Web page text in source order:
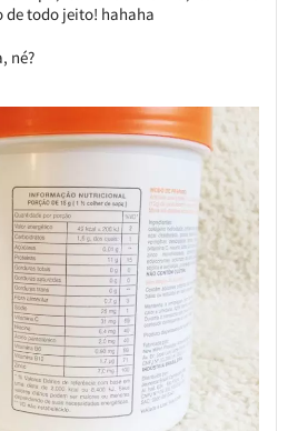
todo jeito! hahaha
né?